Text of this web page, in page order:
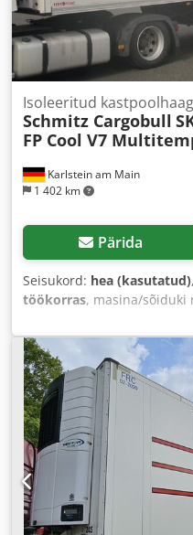
Karlstein am Main
1 402 km
Isoleeritud
Schmitz Cargobull
FP Cool V7
Pärida
Seisukord: hea (kasutatud)
töökorras, masina/sõiduki
,
kogumass:36 000 kg, telje
esmane registreerimine:
(TÜV):07/2026,
laadimisruumi laius:
2 450
mm
, laadimisruumi maht:
suurus:385/65 R 22.5, värv:
Varustus:ABS,